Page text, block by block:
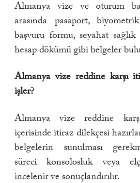
Almanya vize ve oturum
arasında pasaport,
başvuru formu, seyahat sağlık
hesap dökümü gibi belgeler
Almanya vize reddine karşı
işler?
Almanya vize reddine
içerisinde itiraz dilekçesi
belgelerin sunulması
süreci konsolosluk veya
incelenir ve sonuçlandırılır.